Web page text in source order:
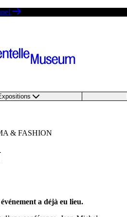
& FASHION
a déjà eu lieu.